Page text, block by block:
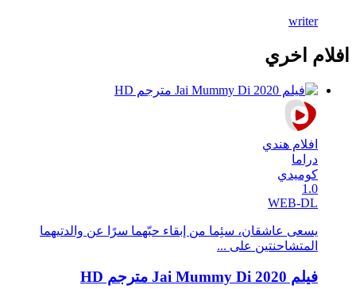
writer
افلام اخري
افلام هندي
دراما
كوميدي
1.0
WEB-DL
يسعى عاشقان، سئِما من إبقاء حبّهما سرًا عن والدتيهما
المتشاحنتين على ...
فيلم Jai Mummy Di 2020 مترجم HD